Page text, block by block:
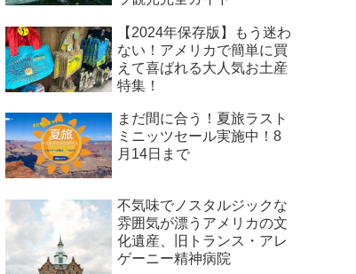
【2024年保存版】もう迷わ
ない！アメリカで簡単に買
えて喜ばれる大人気お土産
特集！
まだ間に合う！夏旅ラスト
ミニッツセール実施中！8
月14日まで
不気味でノスタルジックな
雰囲気が漂うアメリカの文
化遺産、旧トランス・アレ
ゲーニー精神病院